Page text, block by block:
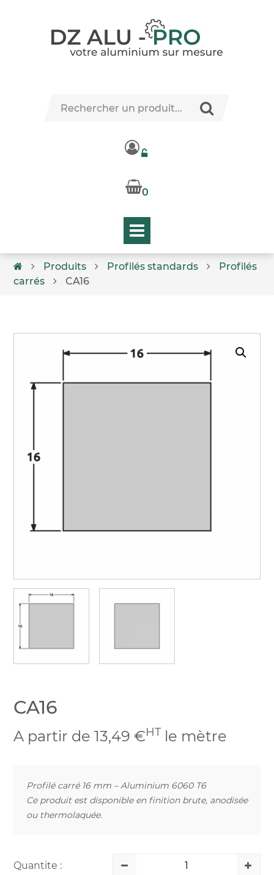
0
Produits Profilés standards
Profilés
carrés
CA16
CA16
A partir de 13,49 €HT le mètre
Profilé carré 16 mm – Aluminium 6060 T6
Ce produit est disponible en finition brute, anodisée
ou thermolaquée.
Quantite :